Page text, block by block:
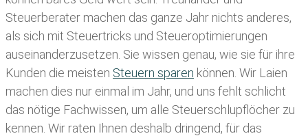
Steuerberater machen das ganze Jahr nichts anderes,
als sich mit Steuertricks und Steueroptimierungen
auseinanderzusetzen. Sie wissen genau, wie sie für ihre
Kunden die meisten Steuern sparen können. Wir Laien
machen dies nur einmal im Jahr, und uns fehlt schlicht
das nötige Fachwissen, um alle Steuerschlupflöcher zu
kennen. Wir raten Ihnen deshalb dringend, für das